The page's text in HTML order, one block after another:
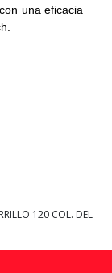
una eficacia
120 COL. DEL